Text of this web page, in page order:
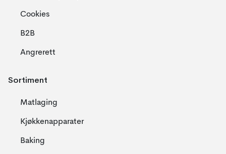
Cookies
B2B
Angrerett
Sortiment
Matlaging
Kjøkkenapparater
Baking